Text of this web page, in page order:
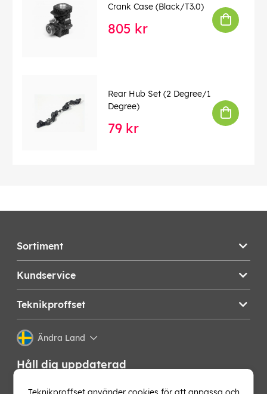
Crank Case (Black/T3.0)
805 kr
Rear Hub Set (2 Degree/1
Degree)
79 kr
Sortiment
Kundservice
Teknikproffset
Ändra Land
Håll dig uppdaterad
Få de senaste nyheterna, hetaste erbjudandena och